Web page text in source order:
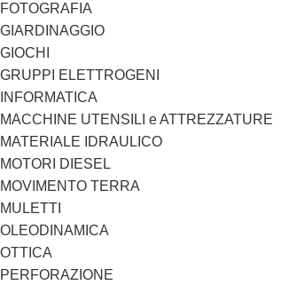
FOTOGRAFIA
GIARDINAGGIO
GIOCHI
GRUPPI ELETTROGENI
INFORMATICA
MACCHINE UTENSILI e ATTREZZATURE
MATERIALE IDRAULICO
MOTORI DIESEL
MOVIMENTO TERRA
MULETTI
OLEODINAMICA
OTTICA
PERFORAZIONE